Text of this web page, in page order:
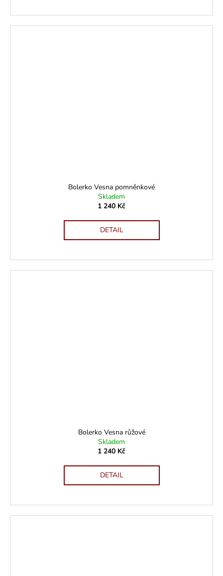
Bolerko Vesna pomněnkové
Skladem
1 240 Kč
DETAIL
Bolerko Vesna růžové
Skladem
1 240 Kč
DETAIL